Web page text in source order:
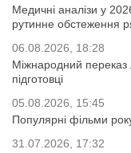
Медичні аналізи у
рутинне обстеження
06.08.2026, 18:28
Міжнародний переказ
підготовці
05.08.2026, 15:45
Популярні фільми
31.07.2026, 17:32